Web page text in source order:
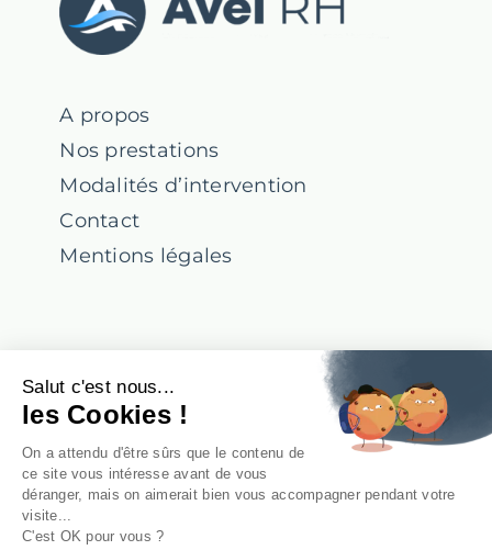
A propos
Nos prestations
Modalités d’intervention
Contact
Mentions légales
Notre Linkedin
Notre Facebook
Salut c'est nous...
les Cookies !
On a attendu d'être sûrs que le contenu de
ce site vous intéresse avant de vous
déranger, mais on aimerait bien vous accompagner pendant votre
visite...
C'est OK pour vous ?